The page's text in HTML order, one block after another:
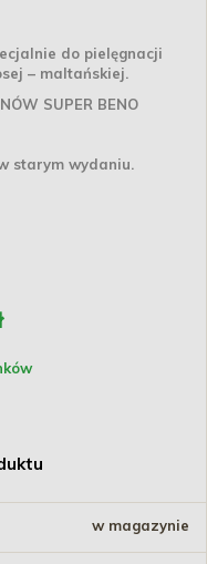
do pielęgnacji
– maltańskiej.
SUPER BENO
starym wydaniu.
w magazynie